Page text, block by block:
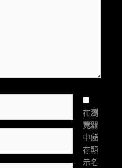
在瀏
覽器
中儲
存顯
示名